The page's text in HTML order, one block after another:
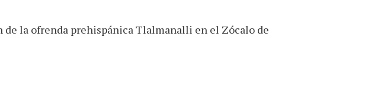
la ofrenda prehispánica Tlalmanalli en el Zócalo de